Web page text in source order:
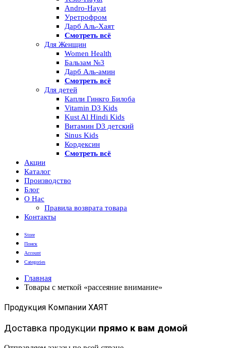
Andro-Hayat
Уретрофром
Дарб Аль-Хаят
Смотреть всё
Для Женщин
Women Health
Бальзам №3
Дарб Аль-амин
Смотреть всё
Для детей
Капли Гинкго Билоба
Vitamin D3 Kids
Kust Al Hindi Kids
Витамин D3 детский
Sinus Kids
Кордексин
Смотреть всё
Акции
Каталог
Производство
Блог
О Нас
Правила возврата товара
Контакты
Store
Поиск
Account
Categories
Главная
Товары с меткой «рассеяние внимание»
Продукция Компании ХАЯТ
Доставка продукции прямо к вам домой